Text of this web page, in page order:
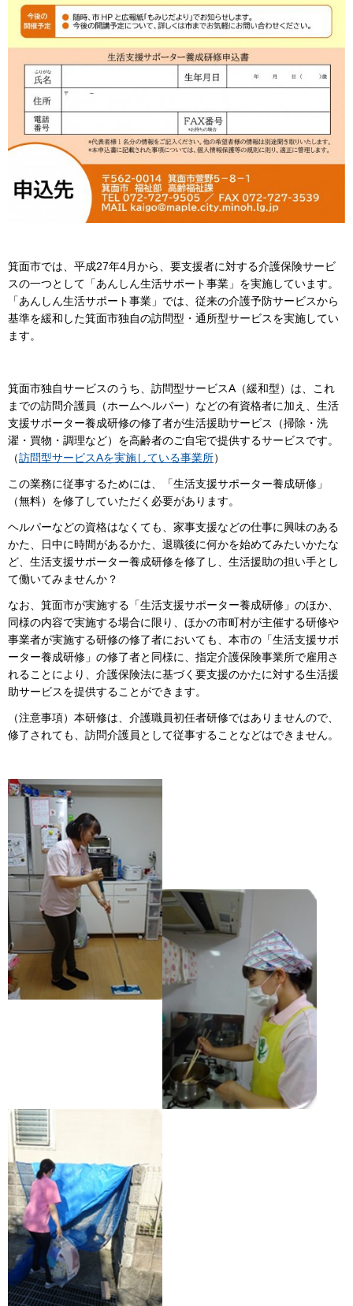
箕面市では、平成27年4月から、要支援者に対する介護保険サービ
スの一つとして「あんしん生活サポート事業」を実施しています。
「あんしん生活サポート事業」では、従来の介護予防サービスから
基準を緩和した箕面市独自の訪問型・通所型サービスを実施してい
ます。
箕面市独自サービスのうち、訪問型サービスA（緩和型）は、これ
までの訪問介護員（ホームヘルパー）などの有資格者に加え、生活
支援サポーター養成研修の修了者が生活援助サービス（掃除・洗
濯・買物・調理など）を高齢者のご自宅で提供するサービスです。
（訪問型サービスAを実施している事業所）
この業務に従事するためには、「生活支援サポーター養成研修」
（無料）を修了していただく必要があります。
ヘルパーなどの資格はなくても、家事支援などの仕事に興味のある
かた、日中に時間があるかた、退職後に何かを始めてみたいかたな
ど、生活支援サポーター養成研修を修了し、生活援助の担い手とし
て働いてみませんか？
なお、箕面市が実施する「生活支援サポーター養成研修」のほか、
同様の内容で実施する場合に限り、ほかの市町村が主催する研修や
事業者が実施する研修の修了者においても、本市の「生活支援サポ
ーター養成研修」の修了者と同様に、指定介護保険事業所で雇用さ
れることにより、介護保険法に基づく要支援のかたに対する生活援
助サービスを提供することができます。
（注意事項）本研修は、介護職員初任者研修ではありませんので、
修了されても、訪問介護員として従事することなどはできません。